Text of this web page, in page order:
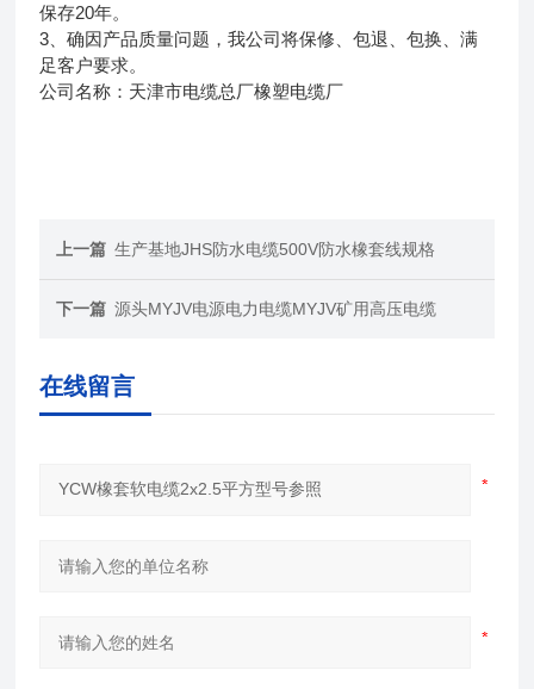
保存20年。
3、确因产品质量问题，我公司将保修、包退、包换、满
足客户要求。
公司名称：天津市电缆总厂橡塑电缆厂
上一篇 生产基地JHS防水电缆500V防水橡套线规格
下一篇 源头MYJV电源电力电缆MYJV矿用高压电缆
在线留言